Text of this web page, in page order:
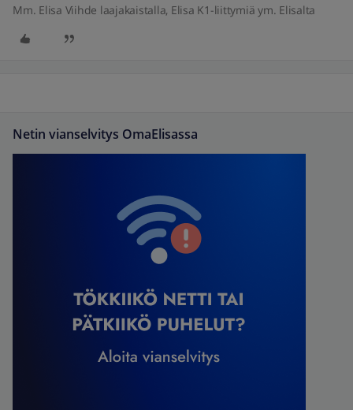
Mm. Elisa Viihde laajakaistalla, Elisa K1-liittymiä ym. Elisalta
Netin vianselvitys OmaElisassa